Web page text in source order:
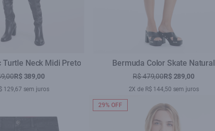
Turtle Neck Midi Preto
R$ 389,00
129,67 sem juros
Bermuda Color Skate Natural
R$ 479,00R$ 289,00
2X de R$ 144,50 sem juros
29% OFF